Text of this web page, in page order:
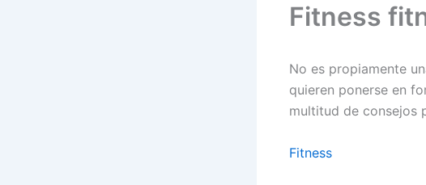
Fitness
No es propiamente
quieren ponerse en
multitud de consejos
Fitness